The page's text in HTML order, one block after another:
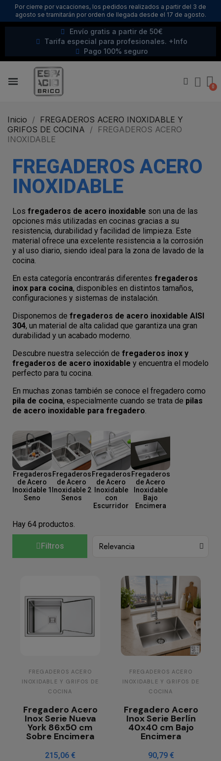
Por cierre por vacaciones, los pedidos realizados a partir del 3 de
agosto se tramitarán por orden de llegada desde el 17 de agosto.
Envío gratis a partir de 50€
Tarifa especial para profesionales. +Info
Pago 100% seguro
Inicio
FREGADEROS ACERO INOXIDABLE Y
GRIFOS DE COCINA
FREGADEROS ACERO
INOXIDABLE
FREGADEROS ACERO
INOXIDABLE
Los fregaderos de acero inoxidable son una de las
opciones más utilizadas en cocinas gracias a su
resistencia, durabilidad y facilidad de limpieza. Este
material ofrece una excelente resistencia a la corrosión
y al uso diario, siendo ideal para la zona de lavado de la
cocina.
En esta categoría encontrarás diferentes fregaderos
inox para cocina, disponibles en distintos tamaños,
configuraciones y sistemas de instalación.
Disponemos de fregaderos de acero inoxidable AISI
304, un material de alta calidad que garantiza una gran
durabilidad y un acabado moderno.
Descubre nuestra selección de fregaderos inox y
fregaderos de acero inoxidable y encuentra el modelo
perfecto para tu cocina.
En muchas zonas también se conoce el fregadero como
pila de cocina, especialmente cuando se trata de pilas
de acero inoxidable para fregadero.
Fregaderos
de Acero
Inoxidable 1
Seno
Fregaderos
de Acero
Inoxidable 2
Senos
Fregaderos
de Acero
Inoxidable
con
Escurridor
Fregaderos
de Acero
Inoxidable
Bajo
Encimera
Hay 64 productos.
Filtros
FREGADEROS ACERO
INOXIDABLE Y GRIFOS DE
COCINA
Fregadero Acero
Inox Serie Nueva
York 86x50 cm
Sobre Encimera
215,06 €
FREGADEROS ACERO
INOXIDABLE Y GRIFOS DE
COCINA
Fregadero Acero
Inox Serie Berlín
40x40 cm Bajo
Encimera
90,79 €